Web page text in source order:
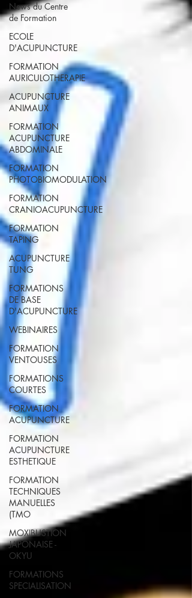
News du Centre
de Formation
ECOLE
D'ACUPUNCTURE
FORMATION
AURICULOTHERAPIE
ACUPUNCTURE
ANIMAUX
FORMATION
ACUPUNCTURE
ABDOMINALE
FORMATION
PHOTOBIOMODULATION
FORMATION
CRANIOACUPUNCTURE
FORMATION
TAPING
ACUPUNCTURE
TUNG
FORMATIONS
DE BASE
D'ACUPUNCTURE
WEBINAIRES
FORMATION
VENTOUSES
FORMATIONS
COURTES
FORMATION
ACUPUNCTURE
FORMATION
ACUPUNCTURE
ESTHETIQUE
FORMATION
TECHNIQUES
MANUELLES
(TMO
MOXIBUSTION
JAPONAISE -
OKYU
FORMATIONS
SPECIALISATION